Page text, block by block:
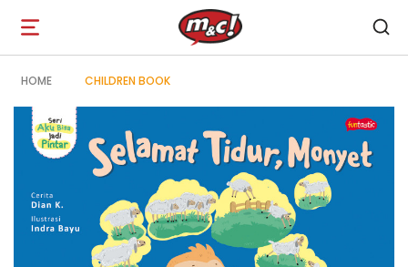
Open
navigation
HOME CHILDREN BOOK